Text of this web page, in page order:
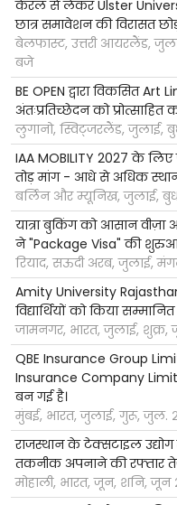
केरल से लेकर Ulster
छात्र समावेशन की विरासत
बेलफास्ट, उत्तरी आयरलैंड,
बजे
BE OPEN द्वारा विकसित
अंतःप्रतिच्छेदन को प्रोत्साहित
लुगानो, स्विट्जरलैंड, जुलाई,
IAA MOBILITY 2027 के
तोड़ मांग - आधे से अधिक
बर्लिन और म्यूनिख, जुलाई,
यात्रा बुकिंग को आसान
ने "Package Visa" की
रियाद, सऊदी अरब, जुलाई,
Amity University
विद्यार्थियों को किया सम्मानित
जामनगर, भारत, जुलाई,
QBE Insurance Group
Insurance Company
बन गई है।
मुंबई, भारत, जुलाई, गुरू, जुल.
राजस्थान के टेक्सटाइल उद्योग
तकनीक अपनाने की रफ्तार
मोहाली, भारत, जून, शनि,